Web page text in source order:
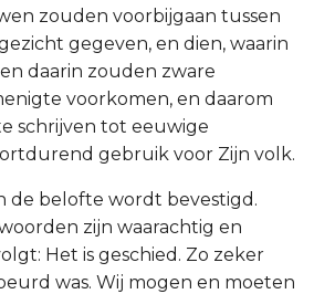
zouden voorbijgaan tussen
gegeven, en dien, waarin
daarin zouden zware
voorkomen, en daarom
schrijven tot eeuwige
gebruik voor Zijn volk.
de belofte wordt bevestigd.
zijn waarachtig en
Het is geschied. Zo zeker
was. Wij mogen en moeten